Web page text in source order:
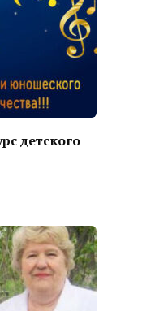
детского